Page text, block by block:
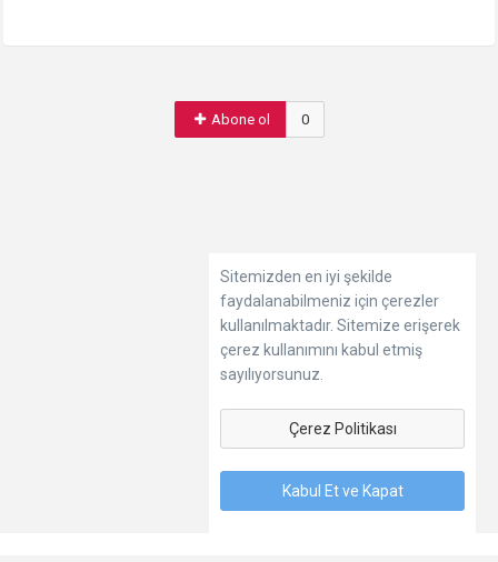
Abone ol 0
Sitemizden en iyi şekilde
faydalanabilmeniz için çerezler
kullanılmaktadır. Sitemize erişerek
çerez kullanımını kabul etmiş
sayılıyorsunuz.
Çerez Politikası
Kabul Et ve Kapat